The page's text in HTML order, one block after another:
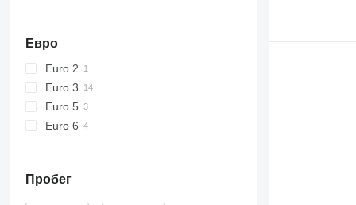
Евро
Euro 2
Euro 3
Euro 5
Euro 6
Пробег